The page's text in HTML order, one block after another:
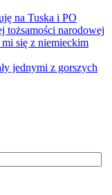
na Tuska i PO
tożsamości narodowej
się z niemieckim
jednymi z gorszych